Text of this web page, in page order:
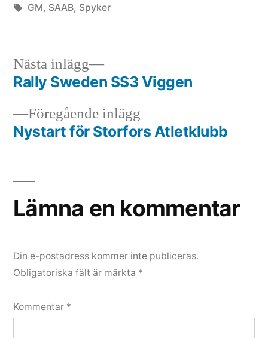
av
Etiketter:
GM, SAAB, Spyker
Inläggsnavigering
Föregående inlägg
inlägg:
Nystart för Storfors Atletklubb
Nästa inlägg
Nästa
inlägg:
Rally Sweden SS3 Viggen
Lämna en kommentar
Din e-postadress kommer inte publiceras.
Obligatoriska fält är märkta *
Kommentar *